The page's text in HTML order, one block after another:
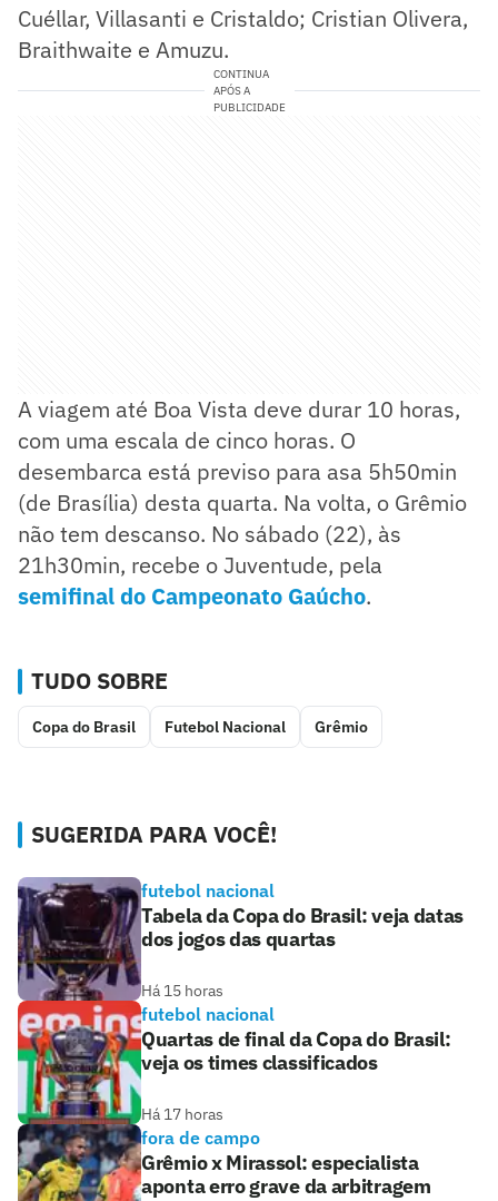
Cuéllar, Villasanti e Cristaldo; Cristian Olivera,
Braithwaite e Amuzu.
CONTINUA
APÓS A
PUBLICIDADE
A viagem até Boa Vista deve durar 10 horas,
com uma escala de cinco horas. O
desembarca está previso para asa 5h50min
(de Brasília) desta quarta. Na volta, o Grêmio
não tem descanso. No sábado (22), às
21h30min, recebe o Juventude, pela
semifinal do Campeonato Gaúcho.
TUDO SOBRE
Copa do Brasil Futebol Nacional Grêmio
SUGERIDA PARA VOCÊ!
futebol nacional
Tabela da Copa do Brasil: veja datas
dos jogos das quartas
Há 15 horas
futebol nacional
Quartas de final da Copa do Brasil:
veja os times classificados
Há 17 horas
fora de campo
Grêmio x Mirassol: especialista
aponta erro grave da arbitragem